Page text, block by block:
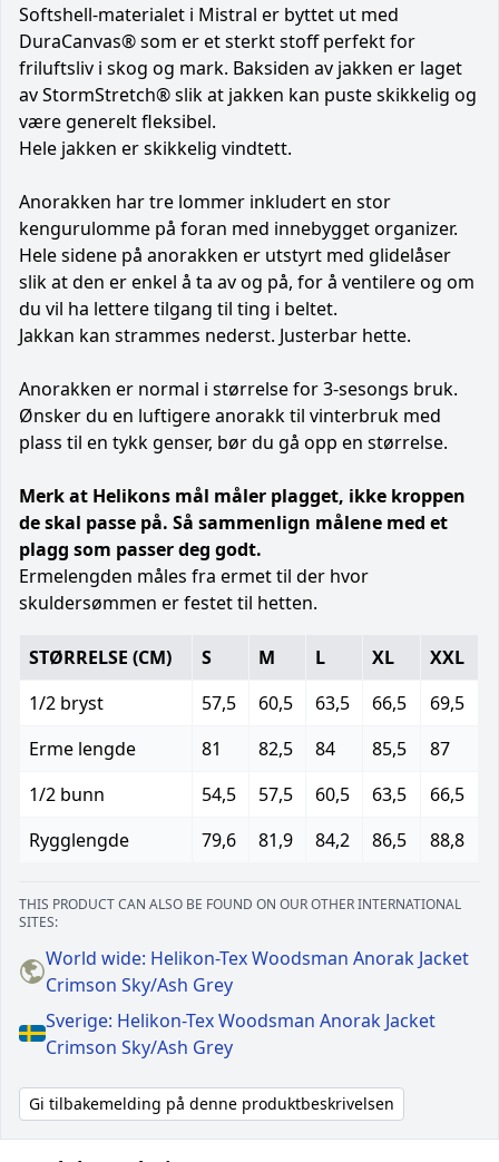
Softshell-materialet i Mistral er byttet ut med
DuraCanvas® som er et sterkt stoff perfekt for
friluftsliv i skog og mark. Baksiden av jakken er laget
av StormStretch® slik at jakken kan puste skikkelig og
være generelt fleksibel.
Hele jakken er skikkelig vindtett.
Anorakken har tre lommer inkludert en stor
kengurulomme på foran med innebygget organizer.
Hele sidene på anorakken er utstyrt med glidelåser
slik at den er enkel å ta av og på, for å ventilere og om
du vil ha lettere tilgang til ting i beltet.
Jakkan kan strammes nederst. Justerbar hette.
Anorakken er normal i størrelse for 3-sesongs bruk.
Ønsker du en luftigere anorakk til vinterbruk med
plass til en tykk genser, bør du gå opp en størrelse.
Merk at Helikons mål måler plagget, ikke kroppen
de skal passe på. Så sammenlign målene med et
plagg som passer deg godt.
Ermelengden måles fra ermet til der hvor
skuldersømmen er festet til hetten.
STØRRELSE (CM) S M L XL
XXL
1/2 bryst
57,5 60,5 63,5 66,5
69,5
Erme lengde
81 82,5 84 85,5
87
1/2 bunn
54,5 57,5 60,5 63,5
66,5
Rygglengde
79,6 81,9 84,2 86,5 88,8
THIS PRODUCT CAN ALSO BE FOUND ON OUR OTHER INTERNATIONAL
SITES:
World wide: Helikon-Tex Woodsman Anorak Jacket
Crimson Sky/Ash Grey
Sverige: Helikon-Tex Woodsman Anorak Jacket
Crimson Sky/Ash Grey
Gi tilbakemelding på denne produktbeskrivelsen